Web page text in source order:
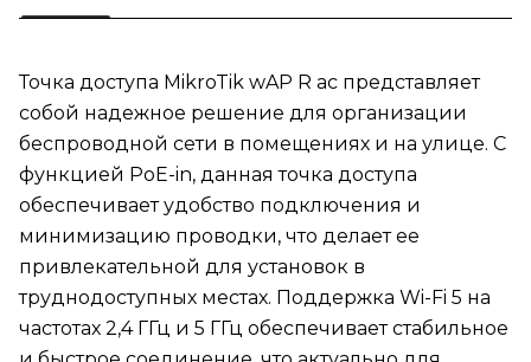
Точка доступа MikroTik wAP R ac представляет
собой надежное решение для организации
беспроводной сети в помещениях и на улице. С
функцией PoE-in, данная точка доступа
обеспечивает удобство подключения и
минимизацию проводки, что делает ее
привлекательной для установок в
труднодоступных местах. Поддержка Wi-Fi 5 на
частотах 2,4 ГГц и 5 ГГц обеспечивает стабильное